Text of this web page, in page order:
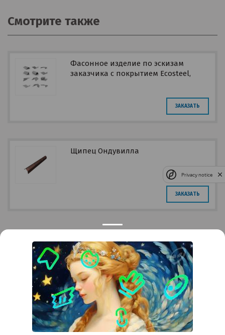
Смотрите также
Фасонное изделие по эскизам
заказчика с покрытием Ecosteel,
ЗАКАЗАТЬ
Щипец Ондувилла
ЗАКАЗАТЬ
Контакты
Краснодар Тимашевск Темрюк
+7 (861) 298-41-90 +7 (861) 298-41-90
Российская, дом 269/10А
krov@krovsystem.com ЗАКАЗАТЬ ЗВОНОК
Privacy notice